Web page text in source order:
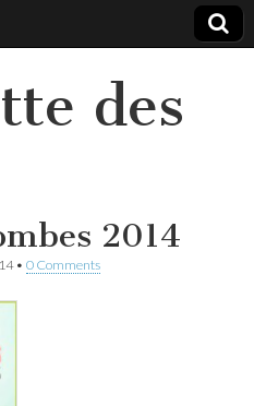
des
2014
• 0 Comments